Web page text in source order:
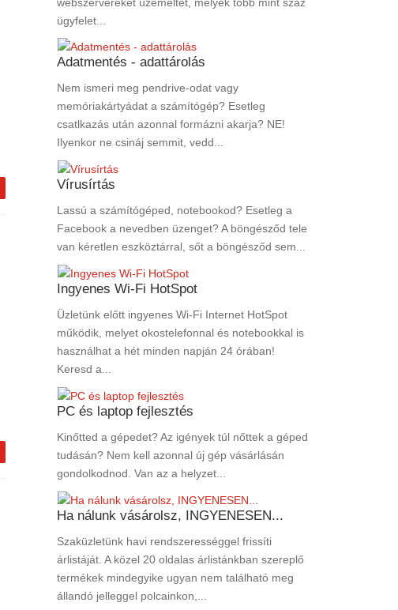
ügyfelet...
Adatmentés - adattárolás
Nem ismeri meg pendrive-odat vagy
memóriakártyádat a számítógép? Esetleg
csatlkazás után azonnal formázni akarja? NE!
Ilyenkor ne csináj semmit, vedd...
Vírusírtás
Lassú a számítógéped, notebookod? Esetleg a
Facebook a nevedben üzenget? A böngésződ tele
van kéretlen eszköztárral, sőt a böngésződ sem...
Ingyenes Wi-Fi HotSpot
Üzletünk előtt ingyenes Wi-Fi Internet HotSpot
működik, melyet okostelefonnal és notebookkal is
használhat a hét minden napján 24 órában!
Keresd a...
PC és laptop fejlesztés
Kinőtted a gépedet? Az igények túl nőttek a géped
tudásán? Nem kell azonnal új gép vásárlásán
gondolkodnod. Van az a helyzet...
Ha nálunk vásárolsz, INGYENESEN...
Szaküzletünk havi rendszerességgel frissíti
árlistáját. A közel 20 oldalas árlistánkban szereplő
termékek mindegyike ugyan nem található meg
állandó jelleggel polcainkon,...